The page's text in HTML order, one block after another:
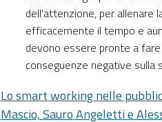
dell'attenzione, per allenare
efficacemente il tempo e
devono essere pronte a
conseguenze negative sulla
Lo smart working nelle
Mascio, Sauro Angeletti e